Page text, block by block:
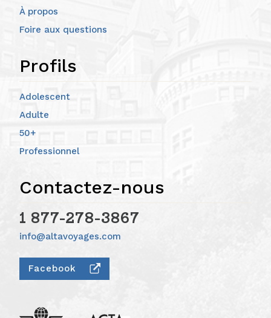
À propos
Foire aux questions
Profils
Adolescent
Adulte
50+
Professionnel
Contactez-nous
1 877-278-3867
info@altavoyages.com
Facebook